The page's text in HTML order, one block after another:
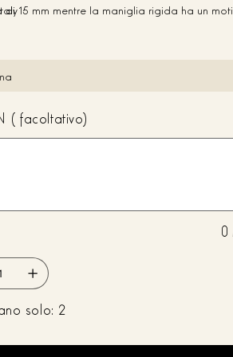
di 15 mm mentre la maniglia rigida ha un
semirigida
(facoltativo)
0
solo: 2